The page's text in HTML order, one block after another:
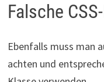
Falsche
Ebenfalls muss man
achten und